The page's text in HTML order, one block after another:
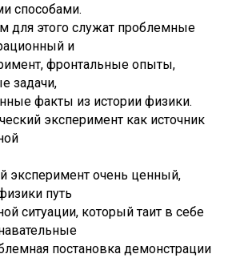
способами.
для этого служат проблемные
и
фронтальные опыты,
задачи,
факты из истории физики.
эксперимент как источник
эксперимент очень ценный,
путь
ситуации, который таит в себе
постановка демонстрации